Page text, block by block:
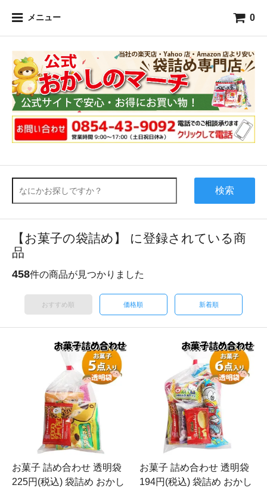
メニュー 0
検索
【お菓子の袋詰め】 に登録されている商
品
458件の商品が見つかりました
おすすめ順 価格順 新着順
お菓子 詰め合わせ 透明袋
225円(税込) 袋詰め おかし
お菓子 詰め合わせ 透明袋
194円(税込) 袋詰め おかし